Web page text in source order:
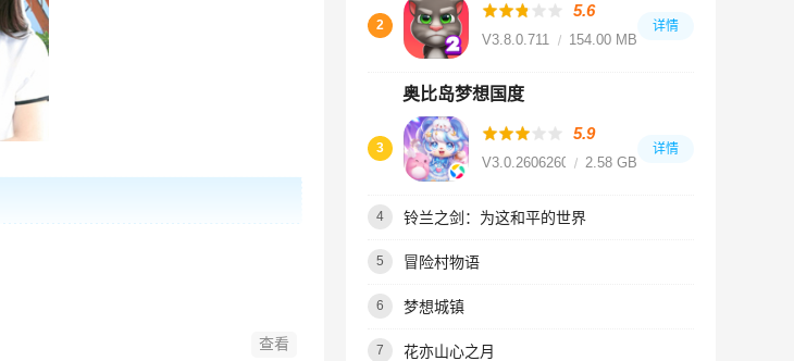
查看
2
5.6
V3.8.0.711 154.00 MB
详情
奥比岛梦想国度
3
5.9
V3.0.26062601S 2.58 GB
详情
4 铃兰之剑：为这和平的世界
5 冒险村物语
6 梦想城镇
7 花亦山心之月